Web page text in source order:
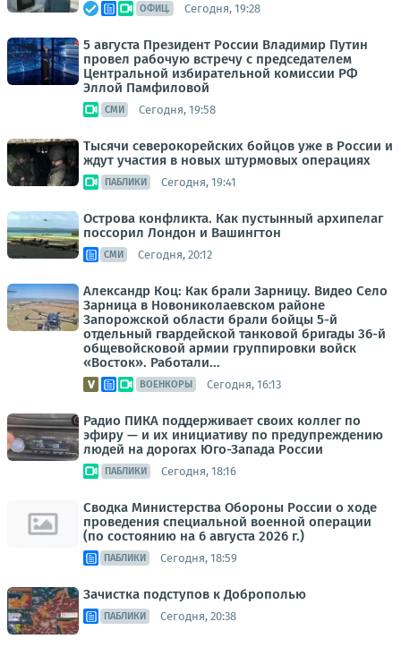
ОФИЦ. Сегодня, 19:28
5 августа Президент России Владимир Путин
провел рабочую встречу с председателем
Центральной избирательной комиссии РФ
Эллой Памфиловой
СМИ Сегодня, 19:58
Тысячи северокорейских бойцов уже в России и
ждут участия в новых штурмовых операциях
ПАБЛИКИ Сегодня, 19:41
Острова конфликта. Как пустынный архипелаг
поссорил Лондон и Вашингтон
СМИ Сегодня, 20:12
Александр Коц: Как брали Зарницу. Видео Село
Зарница в Новониколаевском районе
Запорожской области брали бойцы 5-й
отдельный гвардейской танковой бригады 36-й
общевойсковой армии группировки войск
«Восток». Работали...
ВОЕНКОРЫ Сегодня, 16:13
Радио ПИКА поддерживает своих коллег по
эфиру — и их инициативу по предупреждению
людей на дорогах Юго-Запада России
ПАБЛИКИ Сегодня, 18:16
Сводка Министерства Обороны России о ходе
проведения специальной военной операции
(по состоянию на 6 августа 2026 г.)
ПАБЛИКИ Сегодня, 18:59
Зачистка подступов к Доброполью
ПАБЛИКИ Сегодня, 20:38